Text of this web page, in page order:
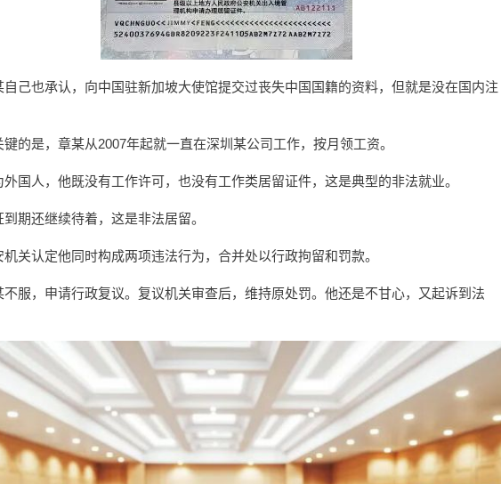
自己也承认，向中国驻新加坡大使馆提交过丧失中国国籍的资料，但就是没在国内注
键的是，章某从2007年起就一直在深圳某公司工作，按月领工资。
外国人，他既没有工作许可，也没有工作类居留证件，这是典型的非法就业。
到期还继续待着，这是非法居留。
机关认定他同时构成两项违法行为，合并处以行政拘留和罚款。
不服，申请行政复议。复议机关审查后，维持原处罚。他还是不甘心，又起诉到法